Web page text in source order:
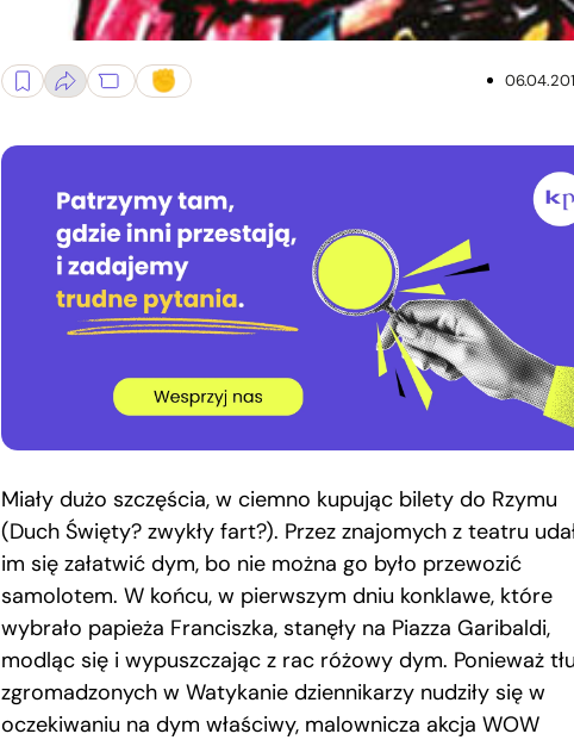
Miały dużo szczęścia, w ciemno kupując bilety do Rzymu
(Duch Święty? zwykły fart?). Przez znajomych z teatru
im się załatwić dym, bo nie można go było przewozić
samolotem. W końcu, w pierwszym dniu konklawe, które
wybrało papieża Franciszka, stanęły na Piazza Garibaldi,
modląc się i wypuszczając z rac różowy dym. Ponieważ
zgromadzonych w Watykanie dziennikarzy nudziły się w
oczekiwaniu na dym właściwy, malownicza akcja WOW